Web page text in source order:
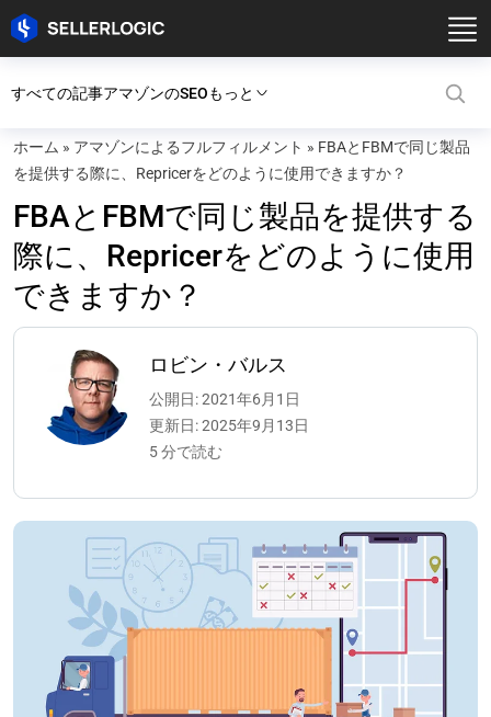
すべての記事アマゾンのSEOもっと
ホーム » アマゾンによるフルフィルメント » FBAとFBMで同じ製品
を提供する際に、Repricerをどのように使用できますか？
FBAとFBMで同じ製品を提供する
際に、Repricerをどのように使用
できますか？
ロビン・バルス
公開日: 2021年6月1日
更新日: 2025年9月13日
5 分で読む